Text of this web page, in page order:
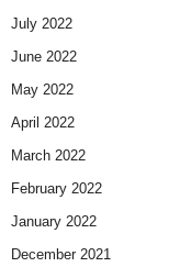
July 2022
June 2022
May 2022
April 2022
March 2022
February 2022
January 2022
December 2021